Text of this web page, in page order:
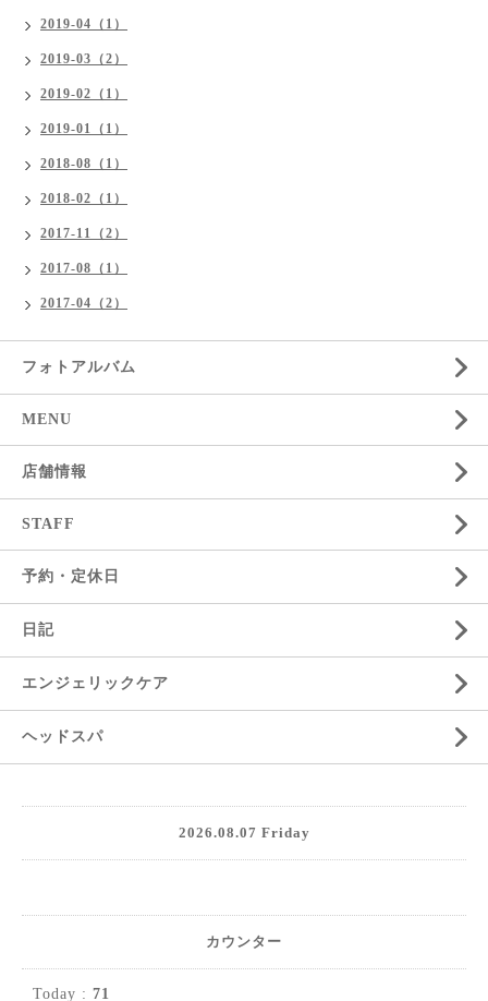
2019-04（1）
2019-03（2）
2019-02（1）
2019-01（1）
2018-08（1）
2018-02（1）
2017-11（2）
2017-08（1）
2017-04（2）
フォトアルバム
MENU
店舗情報
STAFF
予約・定休日
日記
エンジェリックケア
ヘッドスパ
2026.08.07 Friday
カウンター
Today : 71